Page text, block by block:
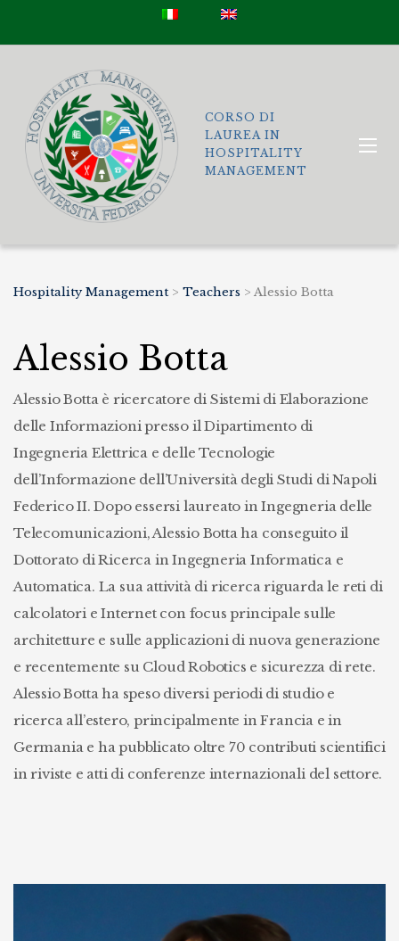
CORSO DI
LAUREA IN
HOSPITALITY
MANAGEMENT
Hospitality Management > Teachers > Alessio Botta
Alessio Botta
Alessio Botta è ricercatore di Sistemi di Elaborazione
delle Informazioni presso il Dipartimento di
Ingegneria Elettrica e delle Tecnologie
dell’Informazione dell’Università degli Studi di Napoli
Federico II. Dopo essersi laureato in Ingegneria delle
Telecomunicazioni, Alessio Botta ha conseguito il
Dottorato di Ricerca in Ingegneria Informatica e
Automatica. La sua attività di ricerca riguarda le reti di
calcolatori e Internet con focus principale sulle
architetture e sulle applicazioni di nuova generazione
e recentemente su Cloud Robotics e sicurezza di rete.
Alessio Botta ha speso diversi periodi di studio e
ricerca all’estero, principalmente in Francia e in
Germania e ha pubblicato oltre 70 contributi scientifici
in riviste e atti di conferenze internazionali del settore.